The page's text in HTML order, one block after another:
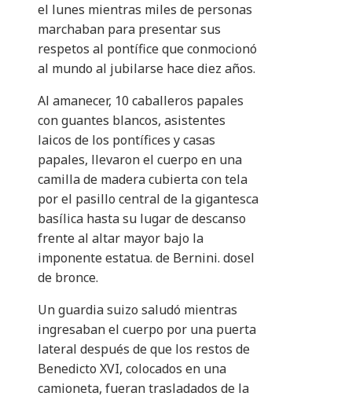
el lunes mientras miles de personas
marchaban para presentar sus
respetos al pontífice que conmocionó
al mundo al jubilarse hace diez años.
Al amanecer, 10 caballeros papales
con guantes blancos, asistentes
laicos de los pontífices y casas
papales, llevaron el cuerpo en una
camilla de madera cubierta con tela
por el pasillo central de la gigantesca
basílica hasta su lugar de descanso
frente al altar mayor bajo la
imponente estatua. de Bernini. dosel
de bronce.
Un guardia suizo saludó mientras
ingresaban el cuerpo por una puerta
lateral después de que los restos de
Benedicto XVI, colocados en una
camioneta, fueran trasladados de la